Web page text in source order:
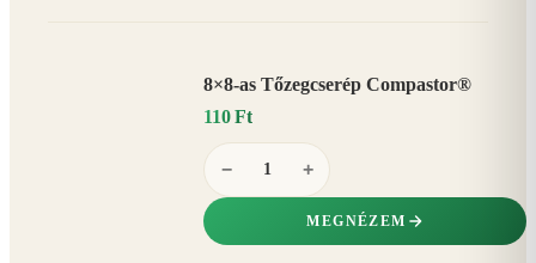
8×8-as Tőzegcserép Compastor®
110 Ft
− +
MEGNÉZEM